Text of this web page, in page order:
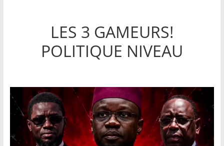
LES 3 GAMEURS!
POLITIQUE NIVEAU